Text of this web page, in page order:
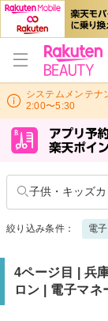
システムメンテ
2:00〜5:30
子供・キッズカ
絞り込み条件： 電
4ページ目 | 兵
ロン | 電子マネ